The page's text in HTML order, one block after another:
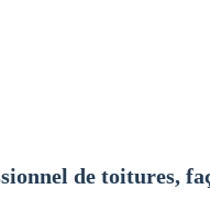
de toitures,